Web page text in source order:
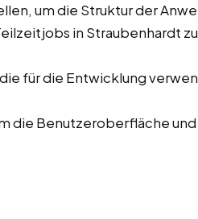
um die Struktur der
in Straubenhardt zu
für die Entwicklung
die Benutzeroberfläche und